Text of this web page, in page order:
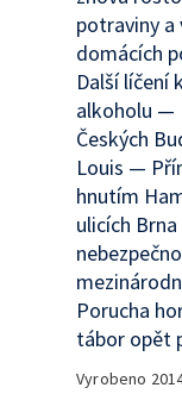
potraviny
domácích
Další líčení
alkoholu —
Českých
Louis —
hnutím
ulicích
Porucha
tábor opět
Vyrobeno